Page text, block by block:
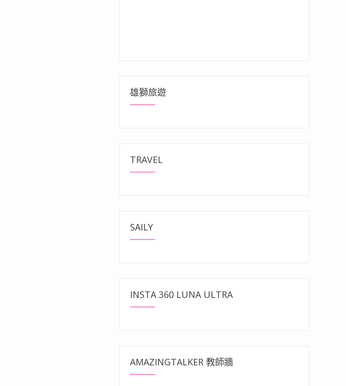
雄獅旅遊
TRAVEL
SAILY
INSTA 360 LUNA ULTRA
AMAZINGTALKER 教師牆